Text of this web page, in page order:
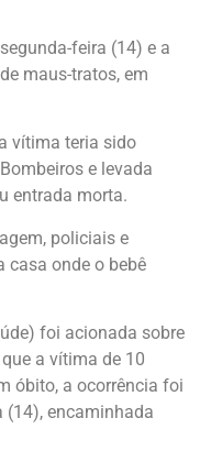
feira (14) e a
maus-tratos, em
vítima teria sido
e levada
entrada morta.
policiais e
casa onde o bebê
foi acionada sobre
a vítima de 10
óbito, a ocorrência foi
(14), encaminhada